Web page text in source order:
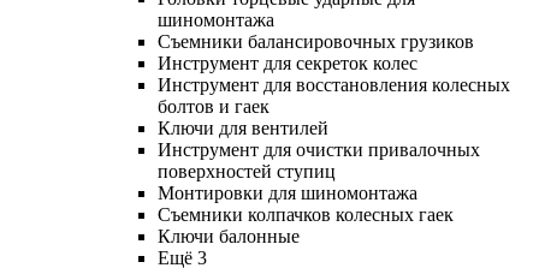
шиномонтажа
Съемники балансировочных грузиков
Инструмент для секреток колес
Инструмент для восстановления колесных
болтов и гаек
Ключи для вентилей
Инструмент для очистки привалочных
поверхностей ступиц
Монтировки для шиномонтажа
Съемники колпачков колесных гаек
Ключи балонные
Ещё 3